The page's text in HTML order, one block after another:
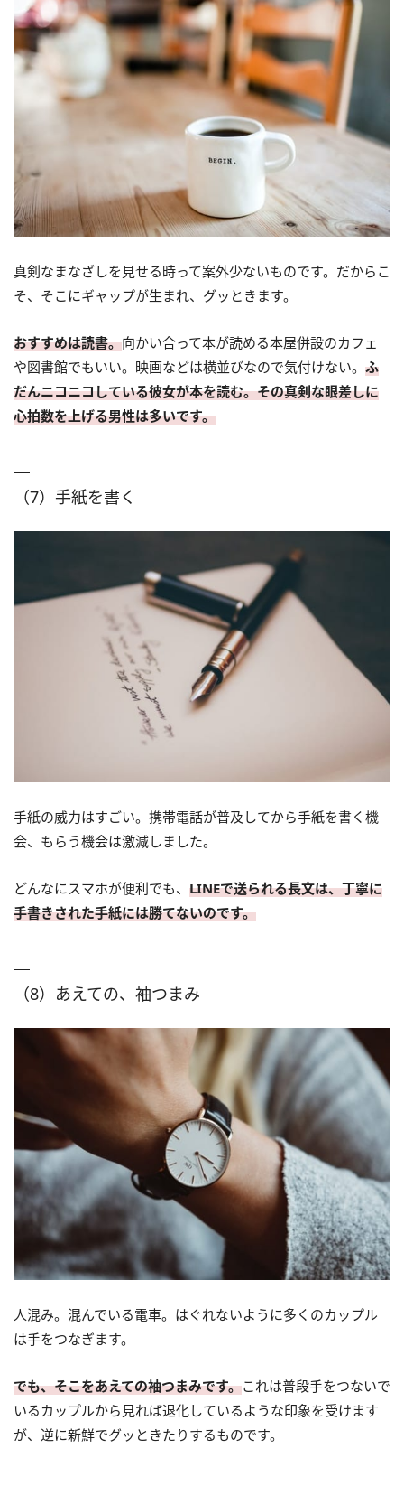
真剣なまなざしを見せる時って案外少ないものです。だからこ
そ、そこにギャップが生まれ、グッときます。
おすすめは読書。向かい合って本が読める本屋併設のカフェ
や図書館でもいい。映画などは横並びなので気付けない。 ふ
だんニコニコしている彼女が本を読む。その真剣な眼差しに
心拍数を上げる男性は多いです。
（7）手紙を書く
手紙の威力はすごい。携帯電話が普及してから手紙を書く機
会、もらう機会は激減しました。
どんなにスマホが便利でも、 LINEで送られる長文は、丁寧に
手書きされた手紙には勝てないのです。
（8）あえての、袖つまみ
人混み。混んでいる電車。はぐれないように多くのカップル
は手をつなぎます。
でも、そこをあえての袖つまみです。これは普段手をつないで
いるカップルから見れば退化しているような印象を受けます
が、逆に新鮮でグッときたりするものです。